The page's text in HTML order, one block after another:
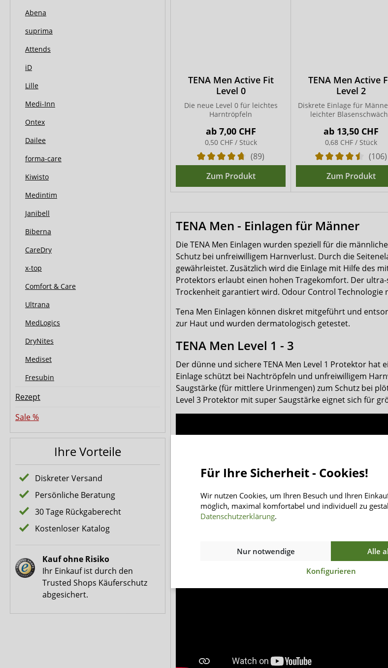
Abena
suprima
Attends
iD
Lille
Medi-Inn
Ontex
Dailee
forma-care
Kiwisto
Medintim
Janibell
Biberna
CareDry
x-top
Comfort & Care
Ultrana
MedLogics
DryNites
Mediset
Fresubin
Rezept
Sale %
Ihre Vorteile
Diskreter Versand
Persönliche Beratung
30 Tage Rückgaberecht
Kostenloser Katalog
Kauf ohne Risiko
Ihr Einkauf ist durch den
Trusted Shops Käuferschutz
abgesichert.
TENA Men Active Fit
Level 0
Die neue Level 0 für leichtes
Harntröpfeln
ab 7,00 CHF
0,50 CHF / Stück
(89)
Zum Produkt
TENA Men Active
Level 2
Diskrete Einlage für
leichter
ab 13,50 CHF
0,68 CHF / Stück
(106)
Zum Produkt
TENA Men - Einlagen für Männer
Die TENA Men Einlagen wurden speziell für die
Schutz bei unfreiwilligem Harnverlust. Durch die
gewährleistet. Zusätzlich wird die Einlage mit Hilfe des
Protektors erlaubt einen hohen Tragekomfort. Der
Trockenheit garantiert wird. Odour Control Technologie
Tena Men Einlagen können diskret mitgeführt und
zur Haut und wurden dermatologisch getestet.
TENA Men Level 1 - 3
Der dünne und sichere TENA Men Level 1 Protektor
Einlage schützt bei Nachtröpfeln und unfreiwilligem
Saugstärke (für mittlere Urinmengen) zum Schutz bei
Level 3 Protektor mit super Saugstärke eignet sich für
Für Ihre Sicherheit - Cookies!
Wir nutzen Cookies, um Ihren Besuch und Ihren
möglich, maximal komfortabel und individuell zu
Datenschutzerklärung.
Nur notwendige
Alle
Konfigurieren